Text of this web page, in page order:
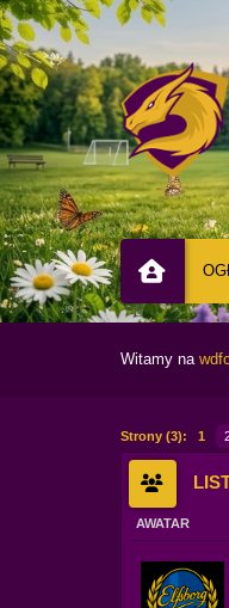
Witamy na
Strony (3): 1
AWATAR